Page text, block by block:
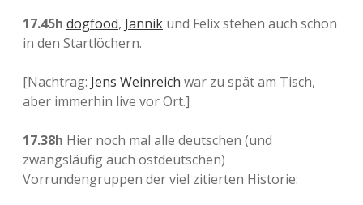
17.45h dogfood, Jannik und Felix stehen auch schon
in den Startlöchern.
[Nachtrag: Jens Weinreich war zu spät am Tisch,
aber immerhin live vor Ort.]
17.38h Hier noch mal alle deutschen (und
zwangsläufig auch ostdeutschen)
Vorrundengruppen der viel zitierten Historie: